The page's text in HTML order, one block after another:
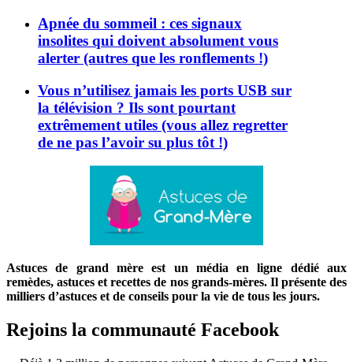
Apnée du sommeil : ces signaux
insolites qui doivent absolument vous
alerter (autres que les ronflements !)
Vous n’utilisez jamais les ports USB sur
la télévision ? Ils sont pourtant
extrêmement utiles (vous allez regretter
de ne pas l’avoir su plus tôt !)
Astuces de grand mère est un média en ligne dédié aux
remèdes, astuces et recettes de nos grands-mères. Il présente des
milliers d’astuces et de conseils pour la vie de tous les jours.
Rejoins la communauté Facebook